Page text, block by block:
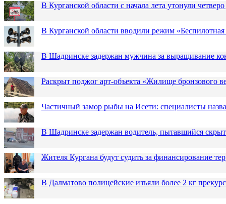
В Курганской области с начала лета утонули четверо
В Курганской области вводили режим «Беспилотная
В Шадринске задержан мужчина за выращивание
Раскрыт поджог арт-объекта «Жилище бронзового
Частичный замор рыбы на Исети: специалисты
В Шадринске задержан водитель, пытавшийся
Жителя Кургана будут судить за финансирование
В Далматово полицейские изъяли более 2 кг